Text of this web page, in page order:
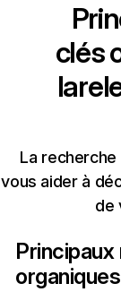
clés
La
vous aider à
de